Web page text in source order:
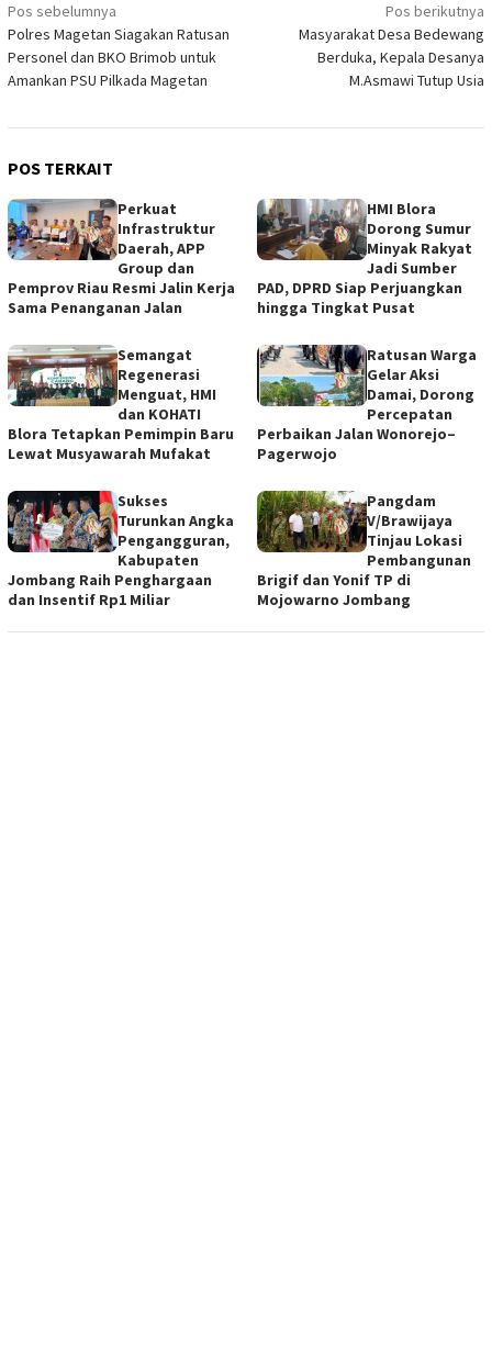
Navigasi
pos
Pos sebelumnya
Polres Magetan Siagakan Ratusan
Personel dan BKO Brimob untuk
Amankan PSU Pilkada Magetan
Pos berikutnya
Masyarakat Desa Bedewang
Berduka, Kepala Desanya
M.Asmawi Tutup Usia
POS TERKAIT
Perkuat
Infrastruktur
Daerah, APP
Group dan
Pemprov Riau Resmi Jalin Kerja
Sama Penanganan Jalan
HMI Blora
Dorong Sumur
Minyak Rakyat
Jadi Sumber
PAD, DPRD Siap Perjuangkan
hingga Tingkat Pusat
Semangat
Regenerasi
Menguat, HMI
dan KOHATI
Blora Tetapkan Pemimpin Baru
Lewat Musyawarah Mufakat
Ratusan Warga
Gelar Aksi
Damai, Dorong
Percepatan
Perbaikan Jalan Wonorejo–
Pagerwojo
Sukses
Turunkan Angka
Pengangguran,
Kabupaten
Jombang Raih Penghargaan
dan Insentif Rp1 Miliar
Pangdam
V/Brawijaya
Tinjau Lokasi
Pembangunan
Brigif dan Yonif TP di
Mojowarno Jombang